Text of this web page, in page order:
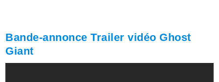
Bande-annonce Trailer vidéo Ghost
Giant